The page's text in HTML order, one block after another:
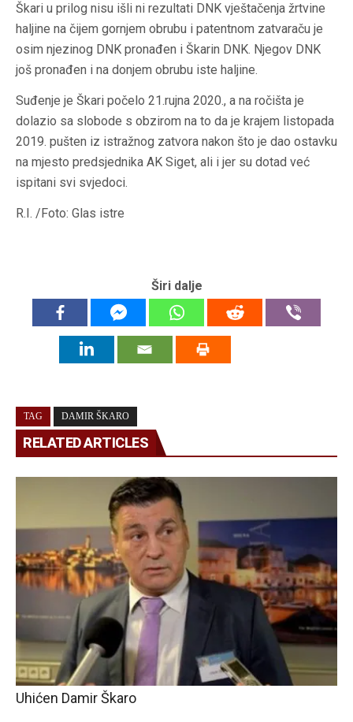
Škari u prilog nisu išli ni rezultati DNK vještačenja žrtvine
haljine na čijem gornjem obrubu i patentnom zatvaraču je
osim njezinog DNK pronađen i Škarin DNK. Njegov DNK
još pronađen i na donjem obrubu iste haljine.
Suđenje je Škari počelo 21.rujna 2020., a na ročišta je
dolazio sa slobode s obzirom na to da je krajem listopada
2019. pušten iz istražnog zatvora nakon što je dao ostavku
na mjesto predsjednika AK Siget, ali i jer su dotad već
ispitani svi svjedoci.
R.I. /Foto: Glas istre
Širi dalje
TAG DAMIR ŠKARO
RELATED ARTICLES
Uhićen Damir Škaro